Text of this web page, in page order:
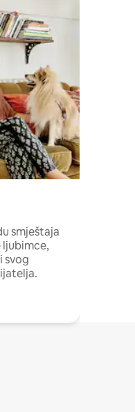
smještaja
ljubimce,
svog